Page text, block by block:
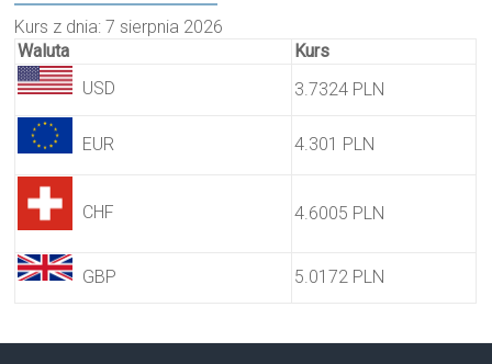
Kurs z dnia: 7 sierpnia 2026
Waluta
Kurs
USD
3.7324 PLN
EUR 4.301 PLN
CHF 4.6005 PLN
GBP 5.0172 PLN